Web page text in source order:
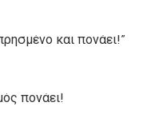
και πονάει!”
πονάει!